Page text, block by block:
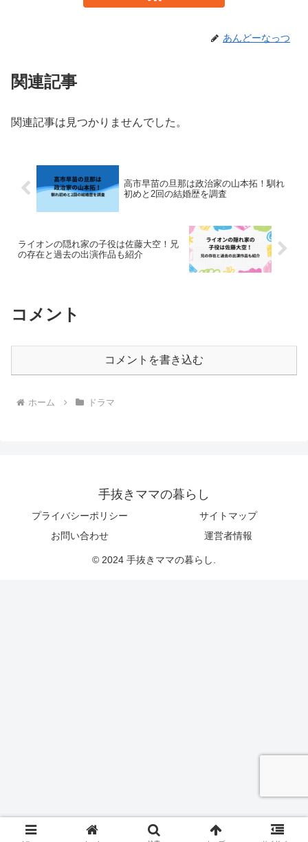
あんどーなっつ
関連記事
関連記事は見つかりませんでした。
高市早苗の旦那は政治家の山本拓！馴れ
初めと2回の結婚歴を調査
ライオンの隠れ家の子役は佐藤大空！兄
の存在と過去の出演作品も紹介
コメント
コメントを書き込む
ホーム ドラマ
手抜きママの暮らし
プライバシーポリシー
サイトマップ
お問い合わせ
運営者情報
© 2024 手抜きママの暮らし.